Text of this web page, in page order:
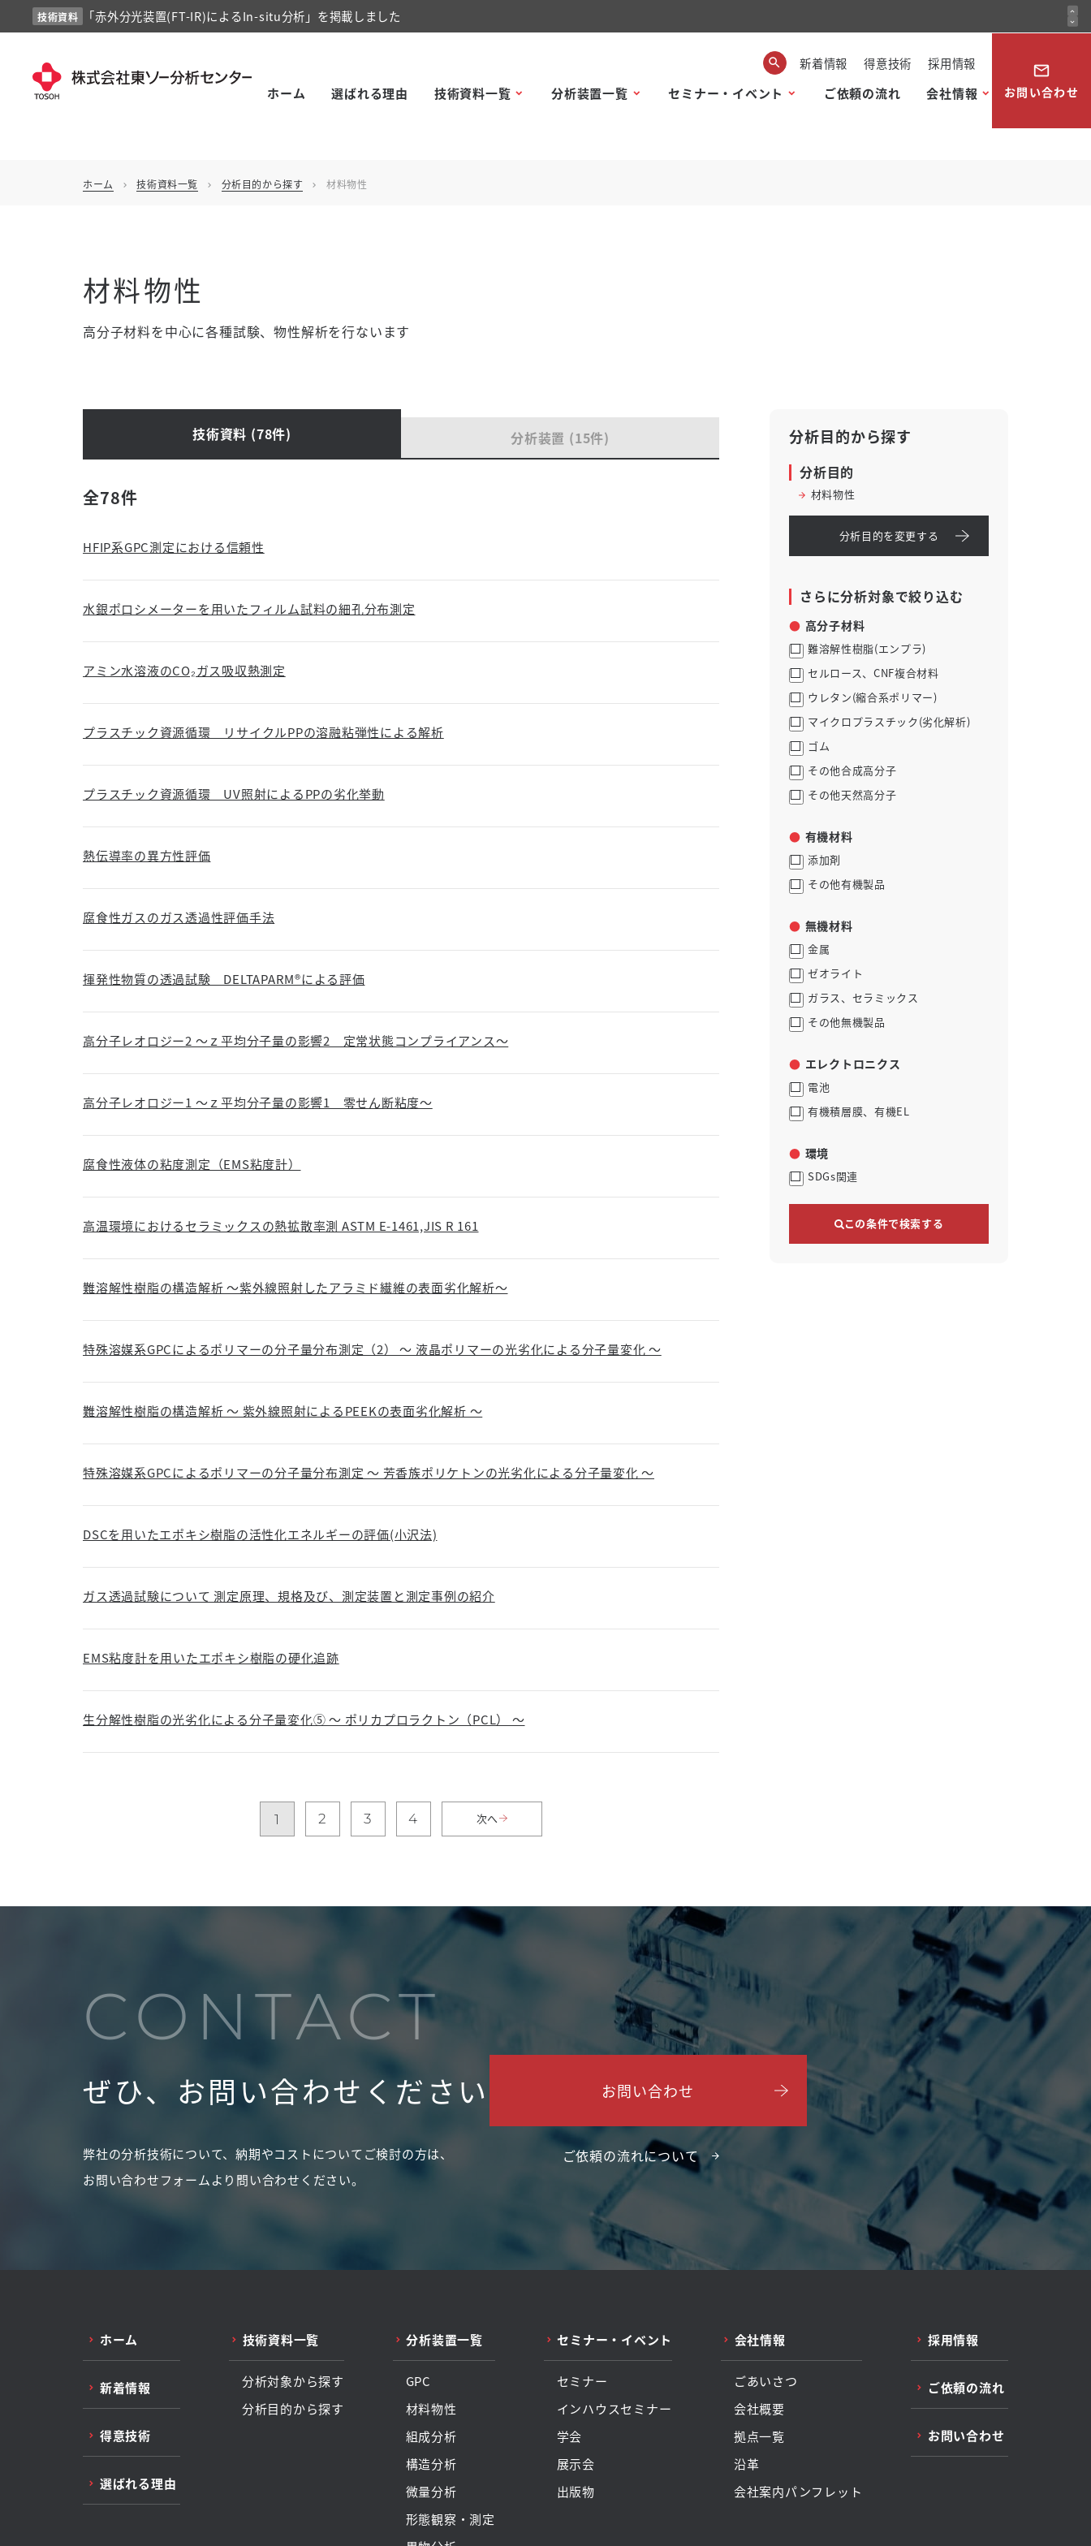
技術資料 「赤外分光装置(FT-IR)によるIn-situ分析」を掲載しました
expand_less
expand_more
新着情報 得意技術
採用情報
ホーム
選ばれる理由 技術資料一覧 分析装置一覧 セミナー・イベント ご依頼の流れ 会社情報
mail_outline
お問い合わせ
ホーム chevron_right 技術資料一覧 chevron_right 分析目的から探す chevron_right 材料物性
材料物性
高分子材料を中心に各種試験、物性解析を行ないます
技術資料 (78件) 分析装置 (15件)
全78件
HFIP系GPC測定における信頼性
水銀ポロシメーターを用いたフィルム試料の細孔分布測定
アミン水溶液のCO₂ガス吸収熱測定
プラスチック資源循環 リサイクルPPの溶融粘弾性による解析
プラスチック資源循環 UV照射によるPPの劣化挙動
熱伝導率の異方性評価
腐食性ガスのガス透過性評価手法
揮発性物質の透過試験 DELTAPARM®による評価
高分子レオロジー2 ～ｚ平均分子量の影響2 定常状態コンプライアンス～
高分子レオロジー1 ～ｚ平均分子量の影響1 零せん断粘度～
腐食性液体の粘度測定（EMS粘度計）
高温環境におけるセラミックスの熱拡散率測 ASTM E-1461,JIS R 161
難溶解性樹脂の構造解析 ～紫外線照射したアラミド繊維の表面劣化解析～
特殊溶媒系GPCによるポリマーの分子量分布測定（2） ～ 液晶ポリマーの光劣化による分子量変化 ～
難溶解性樹脂の構造解析 ～ 紫外線照射によるPEEKの表面劣化解析 ～
特殊溶媒系GPCによるポリマーの分子量分布測定 ～ 芳香族ポリケトンの光劣化による分子量変化 ～
DSCを用いたエポキシ樹脂の活性化エネルギーの評価(小沢法)
ガス透過試験について 測定原理、規格及び、測定装置と測定事例の紹介
EMS粘度計を用いたエポキシ樹脂の硬化追跡
生分解性樹脂の光劣化による分子量変化⑤ ～ ポリカプロラクトン（PCL） ～
1 2 3 4 次へ
分析目的から探す
分析目的
材料物性
分析目的を変更する
さらに分析対象で絞り込む
高分子材料
難溶解性樹脂(エンプラ)
セルロース、CNF複合材料
ウレタン(縮合系ポリマー)
マイクロプラスチック(劣化解析)
ゴム
その他合成高分子
その他天然高分子
有機材料
添加剤
その他有機製品
無機材料
金属
ゼオライト
ガラス、セラミックス
その他無機製品
エレクトロニクス
電池
有機積層膜、有機EL
環境
SDGs関連
この条件で検索する
CONTACT
ぜひ、お問い合わせください
弊社の分析技術について、納期やコストについてご検討の方は、
お問い合わせフォームより問い合わせください。
お問い合わせ
ご依頼の流れについて
ホーム
新着情報
得意技術
選ばれる理由
技術資料一覧
分析対象から探す
分析目的から探す
分析装置一覧
GPC
材料物性
組成分析
構造分析
微量分析
形態観察・測定
セミナー・イベント
セミナー
インハウスセミナー
学会
展示会
出版物
会社情報
ごあいさつ
会社概要
拠点一覧
沿革
会社案内パンフレット
採用情報
ご依頼の流れ
お問い合わせ